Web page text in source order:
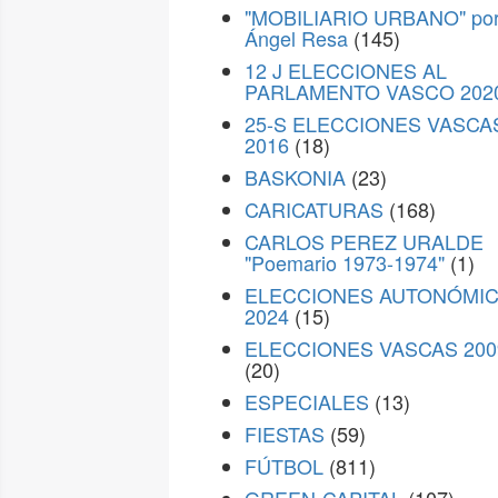
"MOBILIARIO URBANO"
Ángel Resa (145)
12 J ELECCIONES AL
PARLAMENTO VASCO
25-S ELECCIONES
2016 (18)
BASKONIA (23)
CARICATURAS (168)
CARLOS PEREZ URALDE
"Poemario 1973-1974" (1)
ELECCIONES
2024 (15)
ELECCIONES VASCAS
(20)
ESPECIALES (13)
FIESTAS (59)
FÚTBOL (811)